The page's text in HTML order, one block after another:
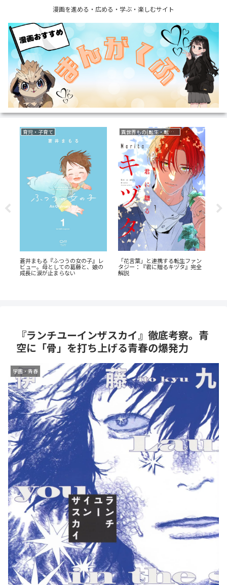
漫画を進める・広める・学ぶ・楽しむサイト
育児・子育て
蒼井まもる『ふつうの女の子』レ
ビュー。母としての葛藤と、娘の
成長に涙が止まらない
異世界もの(転生・転移・成り上がり・異世界ファンタジー)
「花言葉」と連携する転生ファン
タジー：『君に贈るキヅタ』完全
解説
『ランチユーインザスカイ』徹底考察。青
空に「骨」を打ち上げる青春の爆発力
学園・青春